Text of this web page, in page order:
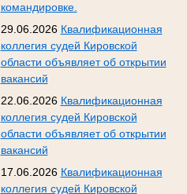
командировке.
29.06.2026 Квалификационная
коллегия судей Кировской
области объявляет об открытии
вакансий
22.06.2026 Квалификационная
коллегия судей Кировской
области объявляет об открытии
вакансий
17.06.2026 Квалификационная
коллегия судей Кировской